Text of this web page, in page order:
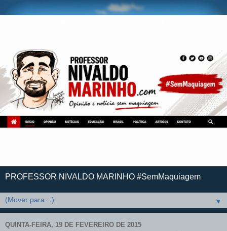
PROFESSOR NIVALDO MARINHO #SemMaquiagem
▼
QUINTA-FEIRA, 19 DE FEVEREIRO DE 2015